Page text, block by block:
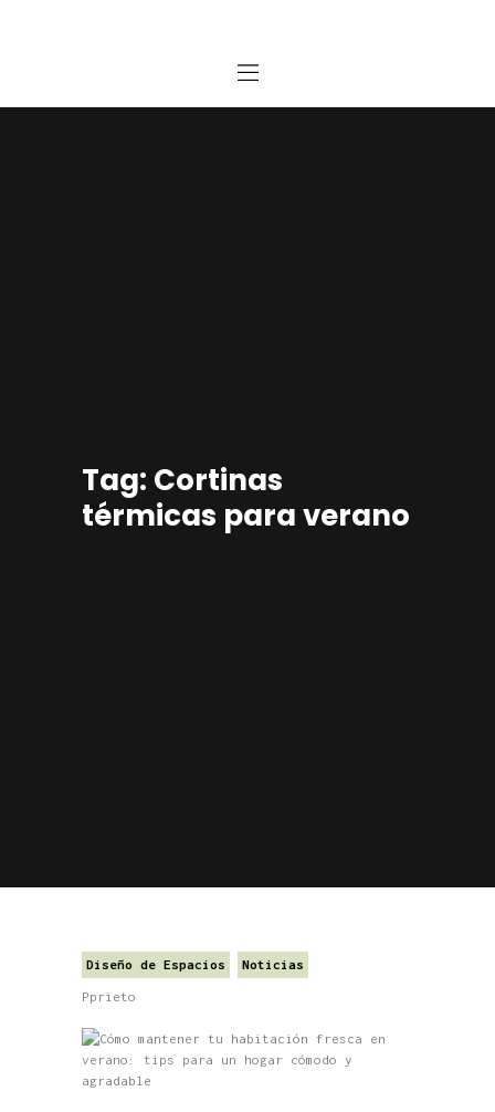
Tag: Cortinas
térmicas para verano
Diseño de Espacios Noticias
Pprieto